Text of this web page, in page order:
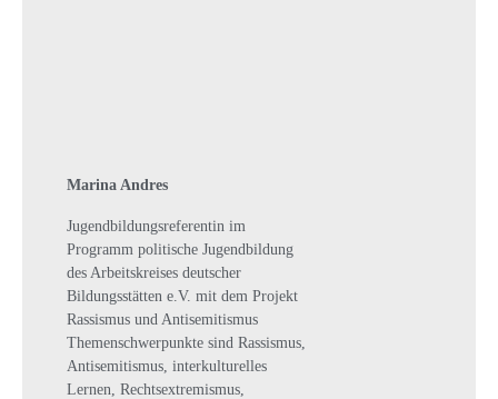
Marina Andres
Jugendbildungsreferentin im
Programm politische Jugendbildung
des Arbeitskreises deutscher
Bildungsstätten e.V. mit dem Projekt
Rassismus und Antisemitismus
Themenschwerpunkte sind Rassismus,
Antisemitismus, interkulturelles
Lernen, Rechtsextremismus,